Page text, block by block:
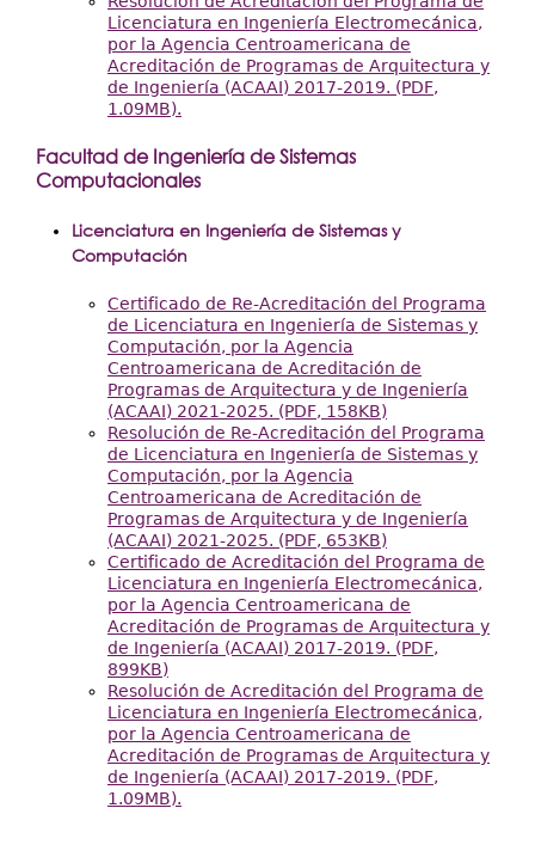
Licenciatura en Ingeniería Electromecánica,
por la Agencia Centroamericana de
Acreditación de Programas de Arquitectura y
de Ingeniería (ACAAI) 2017-2019. (PDF,
1.09MB).
Facultad de Ingeniería de Sistemas
Computacionales
Licenciatura en Ingeniería de Sistemas y
Computación
Certificado de Re-Acreditación del Programa
de Licenciatura en Ingeniería de Sistemas y
Computación, por la Agencia
Centroamericana de Acreditación de
Programas de Arquitectura y de Ingeniería
(ACAAI) 2021-2025. (PDF, 158KB)
Resolución de Re-Acreditación del Programa
de Licenciatura en Ingeniería de Sistemas y
Computación, por la Agencia
Centroamericana de Acreditación de
Programas de Arquitectura y de Ingeniería
(ACAAI) 2021-2025. (PDF, 653KB)
Certificado de Acreditación del Programa de
Licenciatura en Ingeniería Electromecánica,
por la Agencia Centroamericana de
Acreditación de Programas de Arquitectura y
de Ingeniería (ACAAI) 2017-2019. (PDF,
899KB)
Resolución de Acreditación del Programa de
Licenciatura en Ingeniería Electromecánica,
por la Agencia Centroamericana de
Acreditación de Programas de Arquitectura y
de Ingeniería (ACAAI) 2017-2019. (PDF,
1.09MB).